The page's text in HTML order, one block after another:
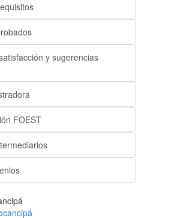
y sugerencias
FOEST